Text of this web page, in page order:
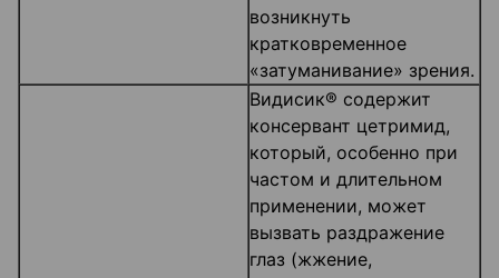
возникнуть
кратковременное
«затуманивание» зрения.
Видисик® содержит
консервант цетримид,
который, особенно при
частом и длительном
применении, может
вызвать раздражение
глаз (жжение,